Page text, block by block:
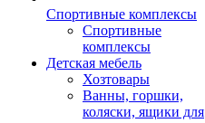
Спортивные комплексы
Спортивные
комплексы
Детская мебель
Хозтовары
Ванны, горшки,
коляски, ящики для